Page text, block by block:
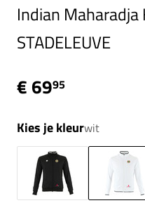
Indian Maharadja
STADELEUVE
€ 6995
Kies je kleurwit